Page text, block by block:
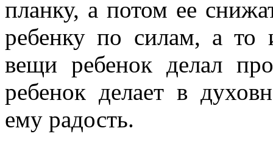
планку, а потом ее
ребенку по силам, а то
вещи ребенок делал
ребенок делает в
ему радость.